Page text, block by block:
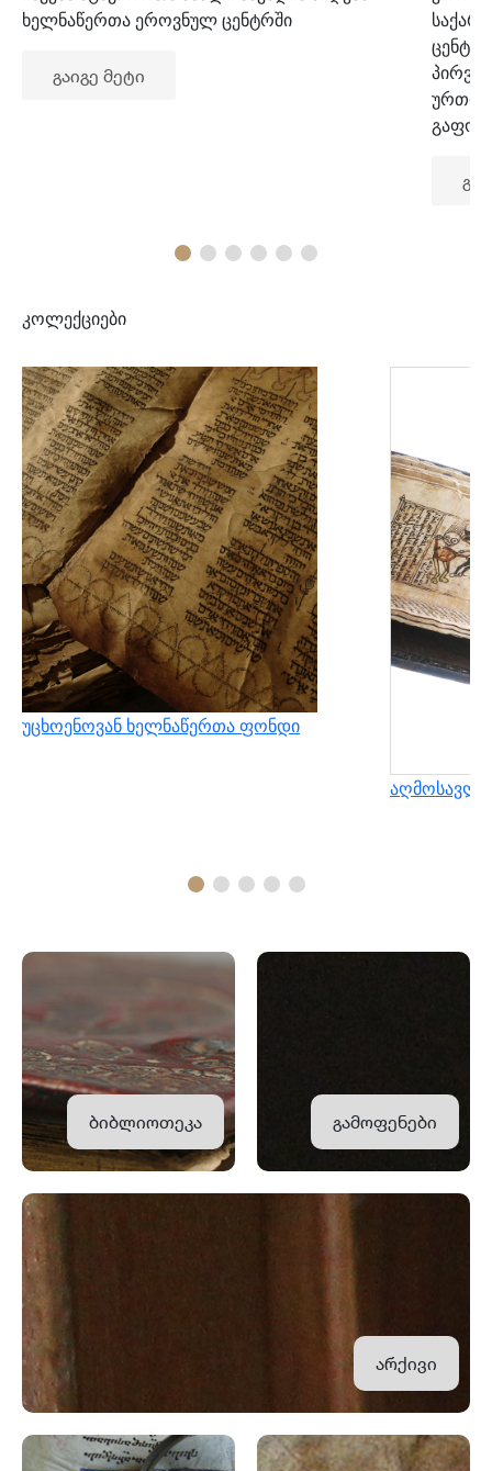
ხელნაწერთა ეროვნულ ცენტრში
გაიგე მეტი
კოლექციები
უცხოენოვან ხელნაწერთა ფონდი
ბიბლიოთეკა გამოფენები
არქივი